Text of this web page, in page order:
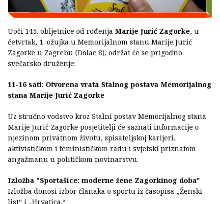
Uoči 145. obljetnice od rođenja Marije Jurić Zagorke, u
četvrtak, 1. ožujka u Memorijalnom stanu Marije Jurić
Zagorke u Zagrebu (Dolac 8), održat će se prigodno
svečarsko druženje:
11-16 sati: Otvorena vrata Stalnog postava Memorijalnog
stana Marije Jurić Zagorke
Uz stručno vodstvo kroz Stalni postav Memorijalnog stana
Marije Jurić Zagorke posjetitelji će saznati informacije o
njezinom privatnom životu, spisateljskoj karijeri,
aktivističkom i feminističkom radu i svjetski priznatom
angažmanu u političkom novinarstvu.
Izložba "Sportašice: moderne žene Zagorkinog doba"
Izložba donosi izbor članaka o sportu iz časopisa „Ženski
list“ i „Hrvatica.“